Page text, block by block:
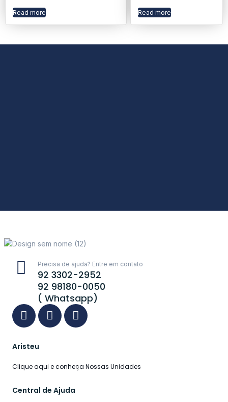
Read more Read more
Precisa de ajuda? Entre em contato
92 3302-2952
92 98180-0050
( Whatsapp)
Aristeu
Clique aqui e conheça Nossas Unidades
Central de Ajuda